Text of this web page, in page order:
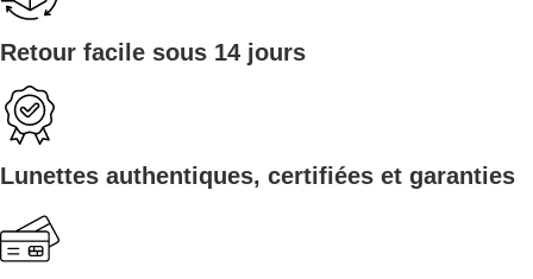
Retour facile sous 14 jours
Lunettes authentiques, certifiées et garanties